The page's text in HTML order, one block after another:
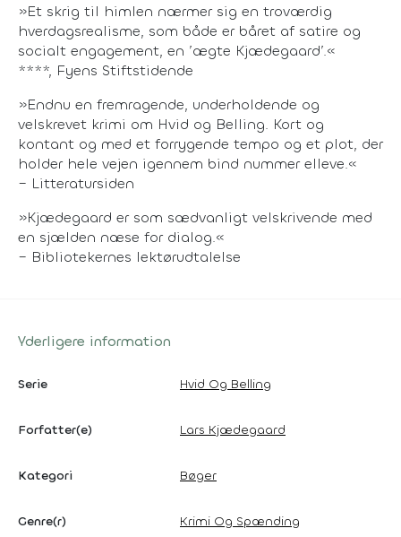
»Et skrig til himlen nærmer sig en troværdig
hverdagsrealisme, som både er båret af satire og
socialt engagement, en ’ægte Kjædegaard’.«
****, Fyens Stiftstidende
»Endnu en fremragende, underholdende og
velskrevet krimi om Hvid og Belling. Kort og
kontant og med et forrygende tempo og et plot, der
holder hele vejen igennem bind nummer elleve.«
– Litteratursiden
»Kjædegaard er som sædvanligt velskrivende med
en sjælden næse for dialog.«
– Bibliotekernes lektørudtalelse
Yderligere information
Serie Hvid Og Belling
Forfatter(e) Lars Kjædegaard
Kategori Bøger
Genre(r) Krimi Og Spænding